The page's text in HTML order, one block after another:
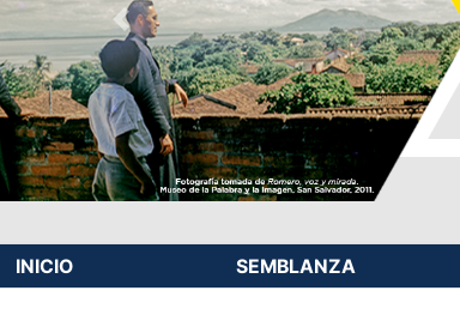
INICIO SEMBLANZA